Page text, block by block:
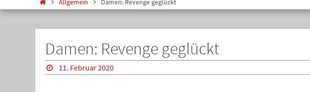
Allgemein Damen: Revenge geglückt
Damen: Revenge geglückt
11. Februar 2020